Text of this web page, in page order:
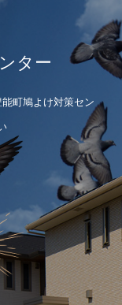
ター
町鳩よけ対策セン